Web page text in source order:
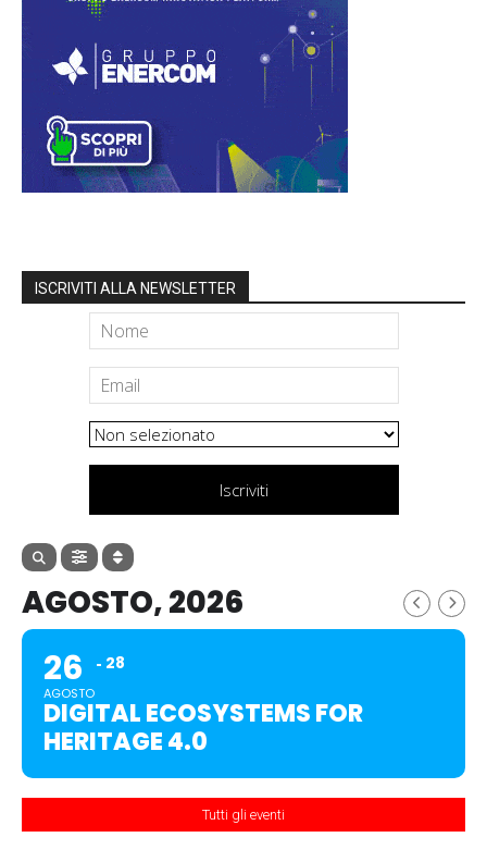
ISCRIVITI ALLA NEWSLETTER
Iscriviti
AGOSTO, 2026
26
AGOSTO
28
DIGITAL ECOSYSTEMS FOR
HERITAGE 4.0
Tutti gli eventi